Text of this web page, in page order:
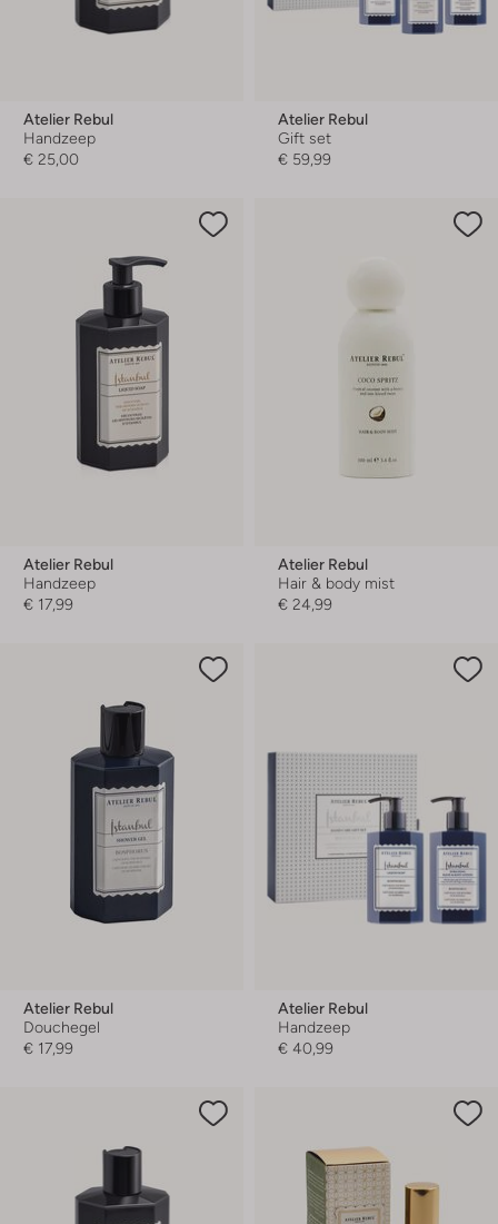
Atelier Rebul
Handzeep
€ 25,00
Atelier Rebul
Gift set
€ 59,99
Atelier Rebul
Handzeep
€ 17,99
Atelier Rebul
Hair & body mist
€ 24,99
Atelier Rebul
Douchegel
€ 17,99
Atelier Rebul
Handzeep
€ 40,99